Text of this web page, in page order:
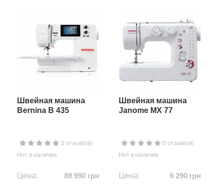
Швейная машина
Bernina B 435
0 отзыв(ов)
Нет в наличии
Цена: 89 990 грн
Швейная машина
Janome MX 77
0 отзыв(ов)
Нет в наличии
Цена: 6 290 грн